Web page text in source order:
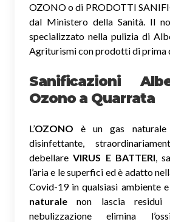
OZONO o di PRODOTTI
dal Ministero della Sanità. Il
specializzato nella pulizia di
Agriturismi con prodotti di prima
Sanificazioni
Ozonoa Quarrata
L’OZONO è un gas
disinfettante,
debellareVIRUS E BATTERI,
l’aria e le superfici ed è adatto
Covid-19 in qualsiasi ambiente
naturale non lascia residui
nebulizzazione elimina